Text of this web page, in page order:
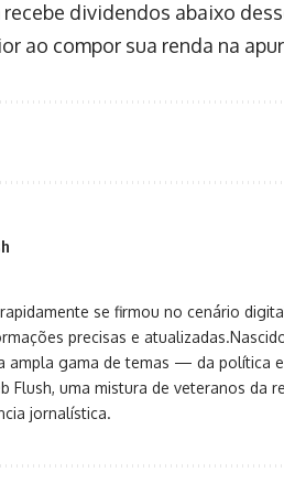
recebe dividendos abaixo
ao compor sua renda na
se firmou no cenário
precisas e
ampla gama de temas — da política
Flush, uma mistura de veteranos da
jornalística.